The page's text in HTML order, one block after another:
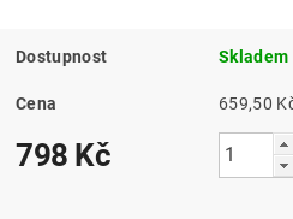
Dostupnost Skladem
Cena
798 Kč